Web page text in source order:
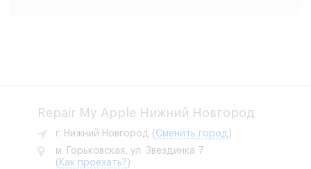
Repair My Apple Нижний Новгород
г. Нижний Новгород ( Сменить город )
м. Горьковская, ул. Звездинка 7
( Как проехать?)